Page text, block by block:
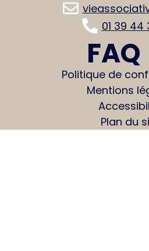
01 39 44
FAQ
Politique de
Mentions
Plan du